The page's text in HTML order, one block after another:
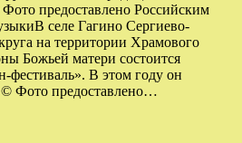
предоставлено Российским
селе Гагино Сергиево-
на территории Храмового
Божьей матери состоится
В этом году он
Фото предоставлено…